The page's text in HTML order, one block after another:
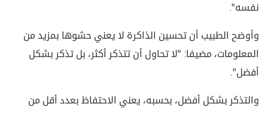
نفسه".
وأوضح الطبيب أن تحسين الذاكرة لا يعني حشوها بمزيد من
المعلومات، مضيفا: "لا تحاول أن تتذكر أكثر، بل تذكر بشكل
أفضل".
والتذكر بشكل أفضل، بحسبه، يعني الاحتفاظ بعدد أقل من